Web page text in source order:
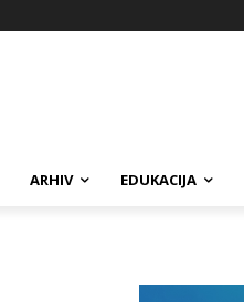
ARHIV EDUKACIJA